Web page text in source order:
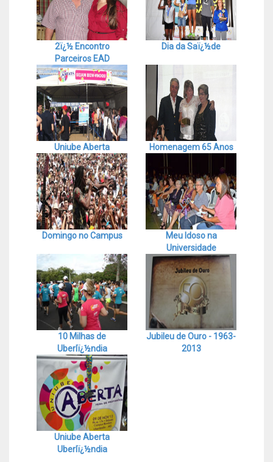
2ï¿½ Encontro
Parceiros EAD
Dia da Saï¿½de
Uniube Aberta Homenagem 65 Anos
Domingo no Campus
Meu Idoso na
Universidade
10 Milhas de
Uberlï¿½ndia
Jubileu de Ouro - 1963-
2013
Uniube Aberta
Uberlï¿½ndia